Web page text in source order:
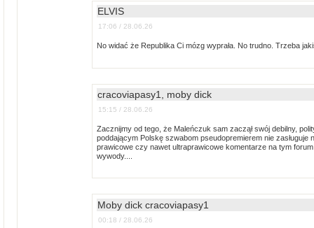
ELVIS
17:06 / 28.06.26
No widać że Republika Ci mózg wyprała. No trudno. Trzeba
cracoviapasy1, moby dick
15:15 / 28.06.26
Zacznijmy od tego, że Maleńczuk sam zaczął swój debilny,
poddającym Polskę szwabom pseudopremierem nie
prawicowe czy nawet ultraprawicowe komentarze na tym
wywody....
Moby dick cracoviapasy1
00:18 / 28.06.26